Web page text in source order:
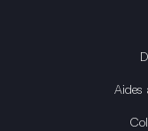
Aides